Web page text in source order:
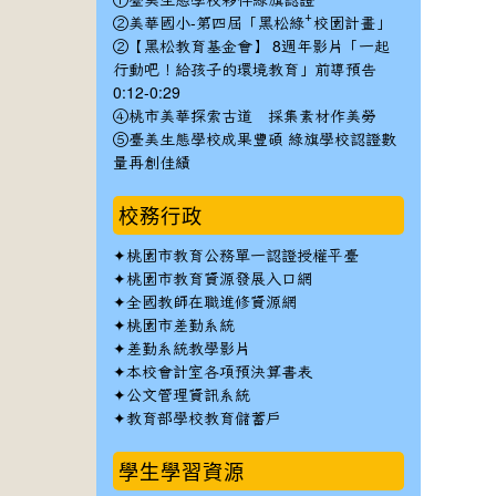
②美華國小-第四屆「黑松綠⁺校園計畫」
②【黑松教育基金會】 8週年影片「一起
行動吧！給孩子的環境教育」前導預告
0:12-0:29
④桃市美華探索古道 採集素材作美勞
⑤臺美生態學校成果豐碩 綠旗學校認證數
量再創佳績
校務行政
✦桃園市教育公務單一認證授權平臺
✦桃園市教育資源發展入口網
✦全國教師在職進修資源網
✦桃園市差勤系統
✦ 差勤系統教學影片
✦本校會計室各項預決算書表
✦公文管理資訊系統
✦教育部學校教育儲蓄戶
學生學習資源